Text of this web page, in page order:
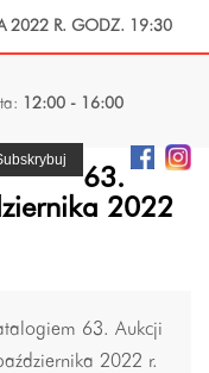
12:00 - 16:00
63.
2022
63. Aukcji
2022 r.
2022 R. GODZ. 19:30